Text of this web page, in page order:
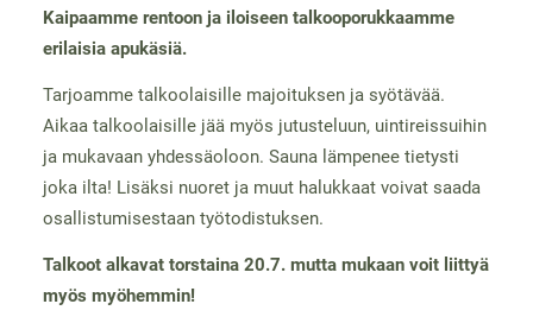
Kaipaamme rentoon ja iloiseen talkooporukkaamme
erilaisia apukäsiä.
Tarjoamme talkoolaisille majoituksen ja syötävää.
Aikaa talkoolaisille jää myös jutusteluun, uintireissuihin
ja mukavaan yhdessäoloon. Sauna lämpenee tietysti
joka ilta! Lisäksi nuoret ja muut halukkaat voivat saada
osallistumisestaan työtodistuksen.
Talkoot alkavat torstaina 20.7. mutta mukaan voit liittyä
myös myöhemmin!